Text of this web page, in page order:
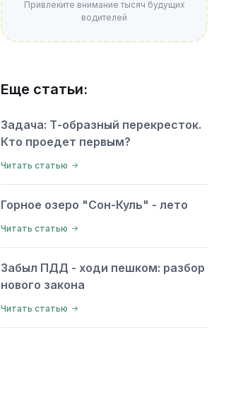
Привлеките внимание тысяч будущих
водителей
Еще статьи:
Задача: Т-образный перекресток.
Кто проедет первым?
Читать статью
Горное озеро "Сон-Куль" - лето
Читать статью
Забыл ПДД - ходи пешком: разбор
нового закона
Читать статью